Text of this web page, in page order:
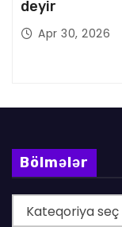
deyir
Apr 30, 2026
Bölmələr